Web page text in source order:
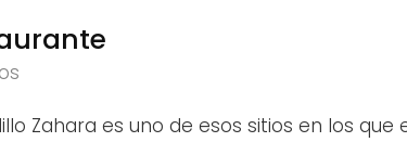
Zahara es uno de esos sitios en los